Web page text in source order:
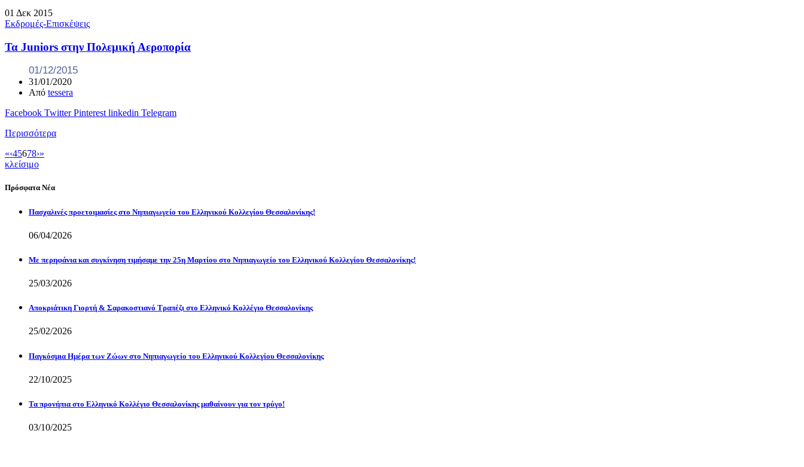
01 Δεκ 2015
Εκδρομές-Επισκέψεις
Τα Juniors στην Πολεμική Αεροπορία
01/12/2015
31/01/2020
Από tessera
Facebook Twitter Pinterest linkedin Telegram
Περισσότερα
«‹45678›»
κλείσιμο
Πρόσφατα Νέα
Πασχαλινές προετοιμασίες στο Νηπιαγωγείο του Ελληνικού Κολλεγίου Θεσσαλονίκης!
06/04/2026
Με περηφάνια και συγκίνηση τιμήσαμε την 25η Μαρτίου στο Νηπιαγωγείο του Ελληνικού Κολλεγίου Θεσσαλονίκης!
25/03/2026
Αποκριάτικη Γιορτή & Σαρακοστιανό Τραπέζι στο Ελληνικό Κολλέγιο Θεσσαλονίκης
25/02/2026
Παγκόσμια Ημέρα των Ζώων στο Νηπιαγωγείο του Ελληνικού Κολλεγίου Θεσσαλονίκης
22/10/2025
Τα προνήπια στο Ελληνικό Κολλέγιο Θεσσαλονίκης μαθαίνουν για τον τρύγο!
03/10/2025